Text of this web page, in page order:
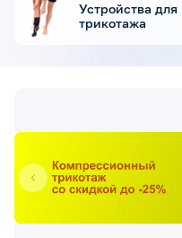
Устройства
трикотажа